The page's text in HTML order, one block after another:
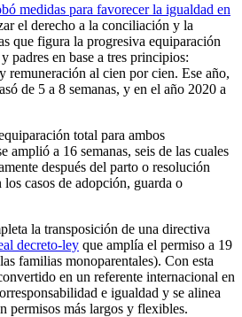
medidas para favorecer la igualdad en
el derecho a la conciliación y la
que figura la progresiva equiparación
padres en base a tres principios:
al cien por cien. Ese año,
de 5 a 8 semanas, y en el año 2020 a
total para ambos
amplió a 16 semanas, seis de las cuales
después del parto o resolución
casos de adopción, guarda o
la transposición de una directiva
decreto-ley que amplía el permiso a 19
familias monoparentales). Con esta
en un referente internacional en
e igualdad y se alinea
permisos más largos y flexibles.